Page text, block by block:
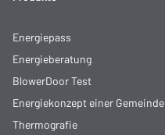
Energiepass
Energieberatung
BlowerDoor Test
Energiekonzept einer Gemeinde
Thermografie